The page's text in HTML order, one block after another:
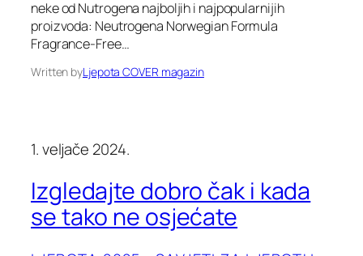
neke od Nutrogena najboljih i najpopularnijih
proizvoda: Neutrogena Norwegian Formula
Fragrance-Free…
Written byLjepota COVER magazin
1. veljače 2024.
Izgledajte dobro čak i kada
se tako ne osjećate